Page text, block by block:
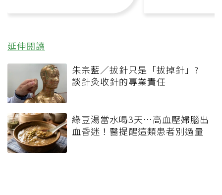
延伸閱讀
朱宗藍／拔針只是「拔掉針」?
談針灸收針的專業責任
綠豆湯當水喝3天…高血壓婦腦出
血昏迷！醫提醒這類患者別過量